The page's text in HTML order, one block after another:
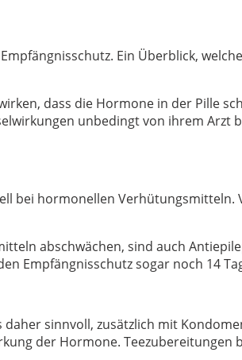
Ein Überblick,
dass die Hormone in der Pille
unbedingt von ihrem Arzt
bei hormonellen
abschwächen, sind auch
Empfängnisschutz sogar noch 14
sinnvoll, zusätzlich mit
der Hormone.